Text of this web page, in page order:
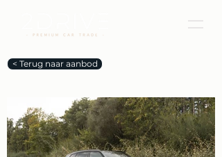
< Terug naar aanbod